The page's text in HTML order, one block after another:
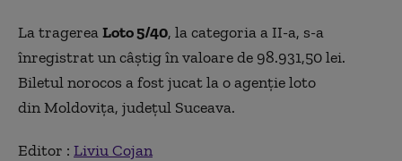
La tragereaLoto 5/40, la categoria a II-a, s-a
înregistrat un câștig în valoare de 98.931,50 lei.
Biletul norocos a fost jucat la o agenție loto
din Moldovița, județul Suceava.
Editor : Liviu Cojan